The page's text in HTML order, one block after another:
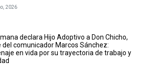
2026
declara Hijo Adoptivo a Don Chicho,
del comunicador Marcos Sánchez:
en vida por su trayectoria de trabajo y